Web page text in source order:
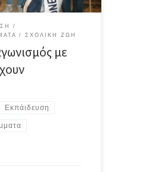
ΣΧΟΛΙΚΉ ΖΩΉ
με
Εκπάιδευση